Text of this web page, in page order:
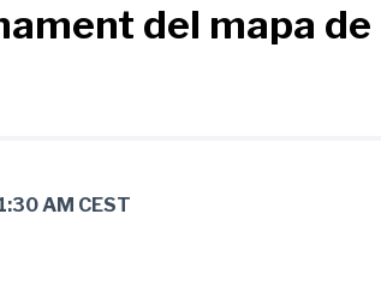
del mapa de
AM CEST